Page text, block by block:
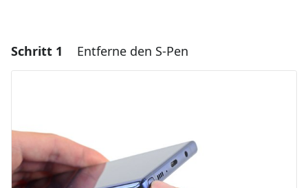
Schritt 1 Entferne den S-Pen